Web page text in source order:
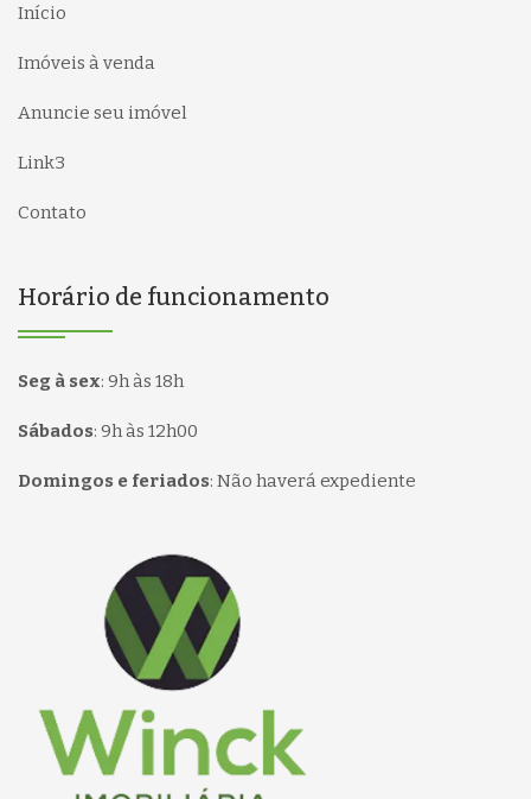
Início
Imóveis à venda
Anuncie seu imóvel
Link3
Contato
Horário de funcionamento
Seg à sex: 9h às 18h
Sábados: 9h às 12h00
Domingos e feriados: Não haverá expediente
Página inicial